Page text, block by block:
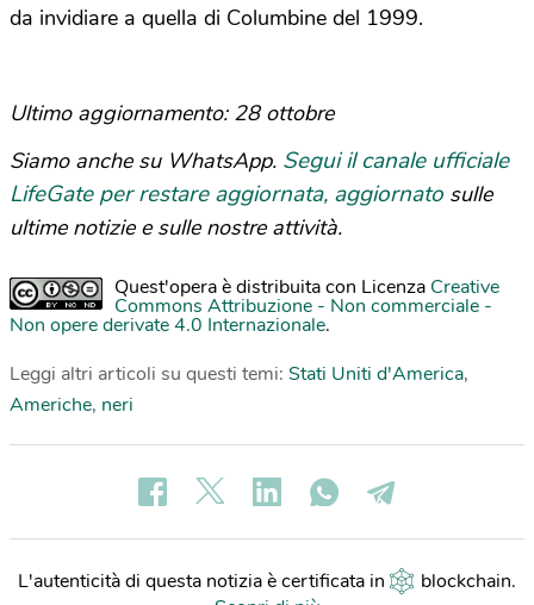
da invidiare a quella di Columbine del 1999.
Ultimo aggiornamento: 28 ottobre
Siamo anche su WhatsApp. Segui il canale ufficiale
LifeGate per restare aggiornata, aggiornato sulle
ultime notizie e sulle nostre attività.
Quest'opera è distribuita con Licenza Creative
Commons Attribuzione - Non commerciale -
Non opere derivate 4.0 Internazionale.
Leggi altri articoli su questi temi: Stati Uniti d'America,
Americhe, neri
L'autenticità di questa notizia è certificata in blockchain.